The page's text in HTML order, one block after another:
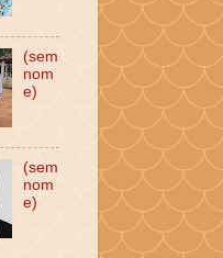
(sem
nom
e)
(sem
nom
e)